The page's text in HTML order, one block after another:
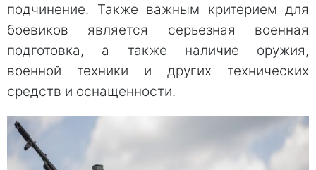
подчинение. Также важным критерием для
боевиков является серьезная военная
подготовка, а также наличие оружия,
военной техники и других технических
средств и оснащенности.